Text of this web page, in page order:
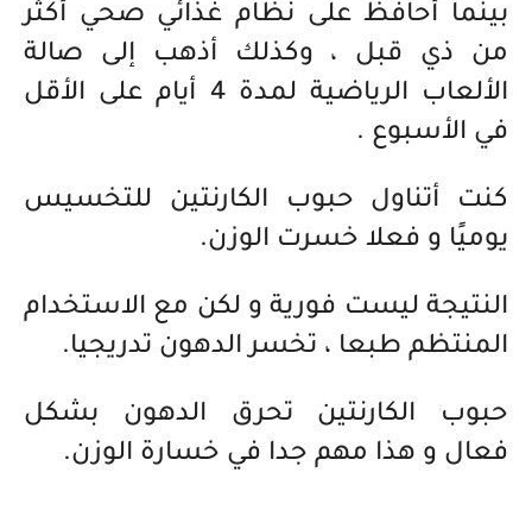
بينما أحافظ على نظام غذائي صحي أكثر
من ذي قبل ، وكذلك أذهب إلى صالة
الألعاب الرياضية لمدة 4 أيام على الأقل
في الأسبوع .
كنت أتناول حبوب الكارنتين للتخسيس
يوميًا و فعلا خسرت الوزن.
النتيجة ليست فورية و لكن مع الاستخدام
المنتظم طبعا ، تخسر الدهون تدريجيا.
حبوب الكارنتين تحرق الدهون بشكل
فعال و هذا مهم جدا في خسارة الوزن.